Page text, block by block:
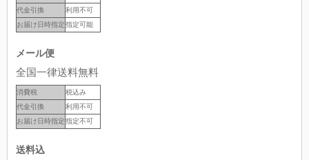
代金引換
利用不可
お届け日時指定指定可能
メール便
全国一律送料無料
消費税
税込み
代金引換
利用不可
お届け日時指定指定不可
送料込